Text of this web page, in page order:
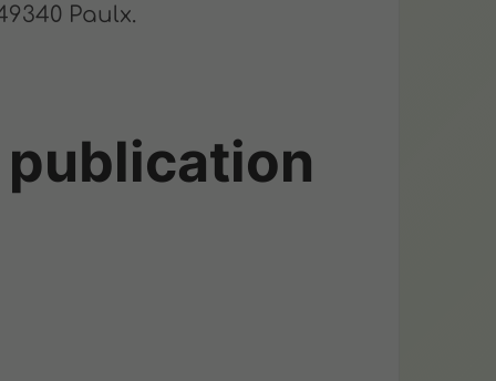
Paulx.